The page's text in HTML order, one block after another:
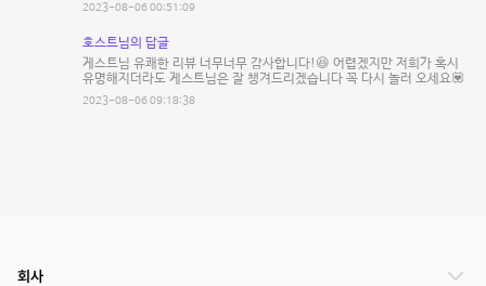
2023-08-06 00:51:09
호스트님의 답글
게스트님 유쾌한 리뷰 너무너무 감사합니다!😆 어렵겠지만 저희가 혹시
유명해지더라도 게스트님은 잘 챙겨드리겠습니다 꼭 다시 놀러 오세요💟
2023-08-06 09:18:38
회사